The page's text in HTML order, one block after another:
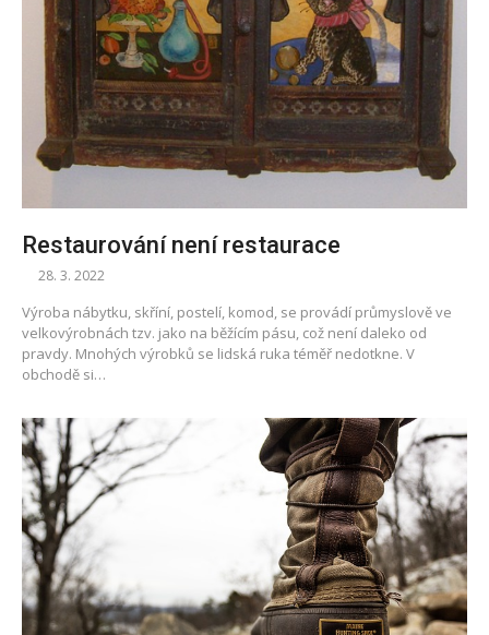
Restaurování není restaurace
28. 3. 2022
Výroba nábytku, skříní, postelí, komod, se provádí průmyslově ve
velkovýrobnách tzv. jako na běžícím pásu, což není daleko od
pravdy. Mnohých výrobků se lidská ruka téměř nedotkne. V
obchodě si…